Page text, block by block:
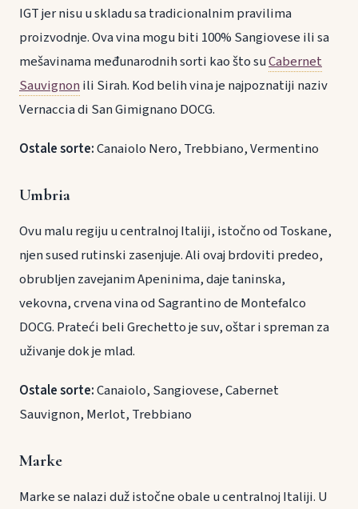
IGT jer nisu u skladu sa tradicionalnim pravilima
proizvodnje. Ova vina mogu biti 100% Sangiovese ili sa
mešavinama međunarodnih sorti kao što suCabernet
Sauvignonili Sirah. Kod belih vina je najpoznatiji naziv
Vernaccia di San Gimignano DOCG.
Ostale sorte:Canaiolo Nero, Trebbiano, Vermentino
Umbria
Ovu malu regiju u centralnoj Italiji, istočno od Toskane,
njen sused rutinski zasenjuje. Ali ovaj brdoviti predeo,
obrubljen zavejanim Apeninima, daje taninska,
vekovna, crvena vina od Sagrantino de Montefalco
DOCG. Prateći beli Grechetto je suv, oštar i spreman za
uživanje dok je mlad.
Ostale sorte:Canaiolo, Sangiovese, Cabernet
Sauvignon, Merlot, Trebbiano
Marke
Marke se nalazi duž istočne obale u centralnoj Italiji. U